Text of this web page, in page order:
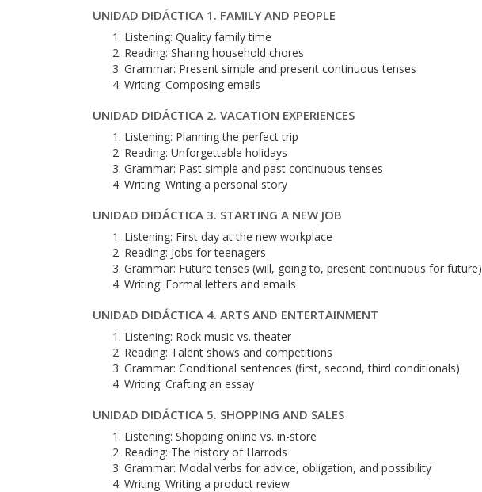
UNIDAD DIDÁCTICA 1. FAMILY AND PEOPLE
Listening: Quality family time
Reading: Sharing household chores
Grammar: Present simple and present continuous tenses
Writing: Composing emails
UNIDAD DIDÁCTICA 2. VACATION EXPERIENCES
Listening: Planning the perfect trip
Reading: Unforgettable holidays
Grammar: Past simple and past continuous tenses
Writing: Writing a personal story
UNIDAD DIDÁCTICA 3. STARTING A NEW JOB
Listening: First day at the new workplace
Reading: Jobs for teenagers
Grammar: Future tenses (will, going to, present continuous for future)
Writing: Formal letters and emails
UNIDAD DIDÁCTICA 4. ARTS AND ENTERTAINMENT
Listening: Rock music vs. theater
Reading: Talent shows and competitions
Grammar: Conditional sentences (first, second, third conditionals)
Writing: Crafting an essay
UNIDAD DIDÁCTICA 5. SHOPPING AND SALES
Listening: Shopping online vs. in-store
Reading: The history of Harrods
Grammar: Modal verbs for advice, obligation, and possibility
Writing: Writing a product review